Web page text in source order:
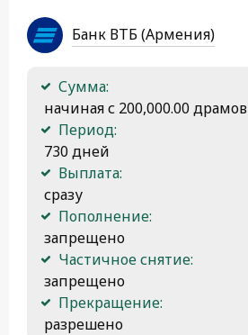
Банк ВТБ (Армения)
Сумма:
начиная с 200,000.00 драмов
Период:
730 дней
Выплата:
сразу
Пополнение:
запрещено
Частичное снятие:
запрещено
Прекращение:
разрешено